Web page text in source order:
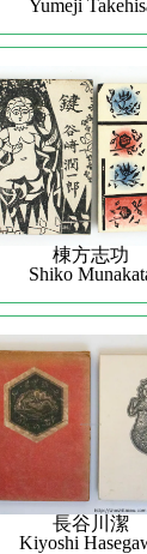
Yumeji
棟方志功
Shiko
長谷川潔
Kiyoshi